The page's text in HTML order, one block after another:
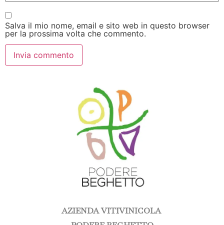
Salva il mio nome, email e sito web in questo browser
per la prossima volta che commento.
AZIENDA VITIVINICOLA